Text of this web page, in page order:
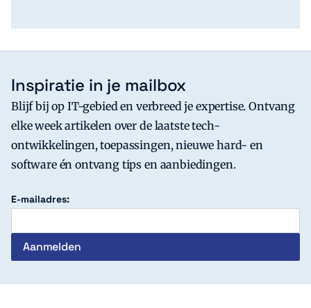
Inspiratie in je mailbox
Blijf bij op IT-gebied en verbreed je expertise. Ontvang
elke week artikelen over de laatste tech-
ontwikkelingen, toepassingen, nieuwe hard- en
software én ontvang tips en aanbiedingen.
E-mailadres: